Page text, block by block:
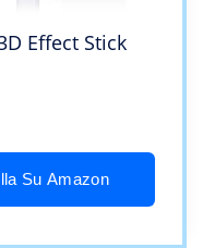
Effect Stick
Su Amazon